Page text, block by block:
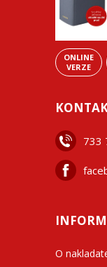
ONLINE
VERZE
733
O